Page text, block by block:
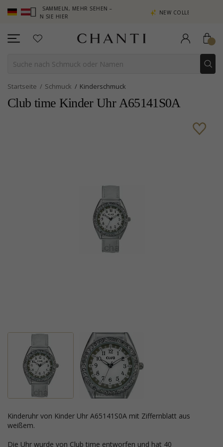
SAMMELN, MEHR SEHEN –
SIE HIER
NEW COLLECTION | AURA
Startseite Schmuck Kinderschmuck
Club time Kinder Uhr A65141S0A
Kinderuhr von Kinder Uhr A65141S0A mit Ziffernblatt aus
weißem.
Die Uhr wurde von Club time entworfen und hat 40